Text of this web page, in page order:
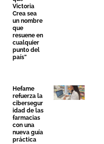
Victoria
Crea sea
un nombre
que
resuene en
cualquier
punto del
país”
Hefame
refuerza la
cibersegur
idad de las
farmacias
con una
nueva guía
práctica